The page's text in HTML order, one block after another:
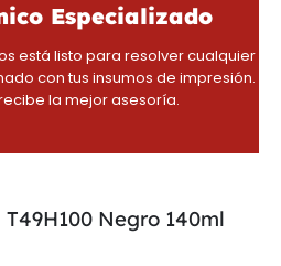
Especializado
está listo para resolver cualquier
con tus insumos de impresión.
la mejor asesoría.
Negro 140ml